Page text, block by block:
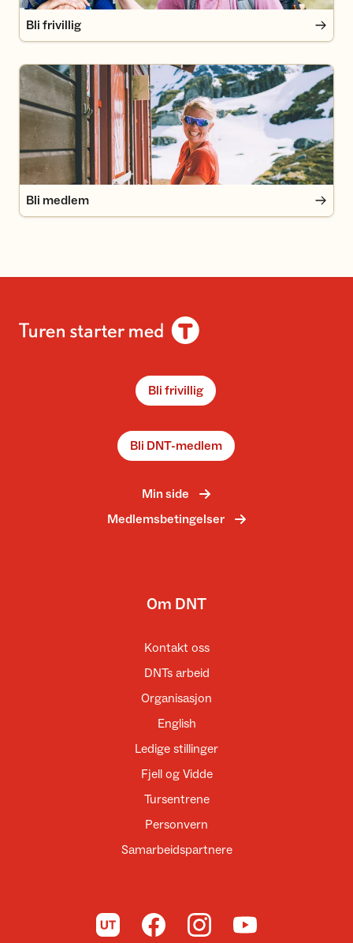
Bli frivillig
Bli medlem
Bli medlem
Bli frivillig
Bli DNT-medlem
Min side
Medlemsbetingelser
Om DNT
Kontakt oss
DNTs arbeid
Organisasjon
English
Ledige stillinger
Fjell og Vidde
Tursentrene
Personvern
Samarbeidspartnere
Til UT.no Til DNT på Facebook
Til DNT på Instagram
Til DNT på YouTube